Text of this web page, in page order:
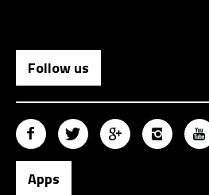
Follow us
Apps